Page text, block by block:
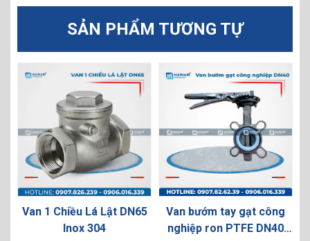
SẢN PHẨM TƯƠNG TỰ
Van 1 Chiều Lá Lật DN65
Inox 304
Van bướm tay gạt công
nghiệp ron PTFE DN40